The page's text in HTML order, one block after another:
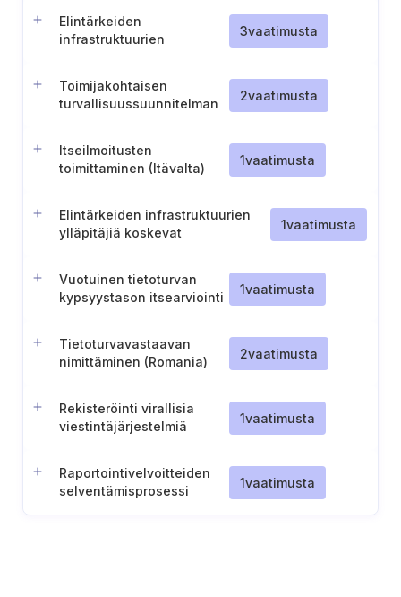
Elintärkeiden
infrastruktuurien
3vaatimusta
Toimijakohtaisen
turvallisuussuunnitelman
2vaatimusta
Itseilmoitusten
toimittaminen (Itävalta)
1vaatimusta
Elintärkeiden infrastruktuurien
ylläpitäjiä koskevat
(Saksa)
1vaatimusta
Vuotuinen tietoturvan
kypsyystason itsearviointi
1vaatimusta
Tietoturvavastaavan
nimittäminen (Romania)
2vaatimusta
Rekisteröinti virallisia
viestintäjärjestelmiä
1vaatimusta
Raportointivelvoitteiden
selventämisprosessi
1vaatimusta